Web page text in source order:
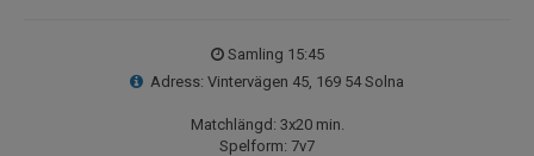
Samling 15:45
Adress: Vintervägen 45, 169 54 Solna
Matchlängd: 3x20 min.
Spelform: 7v7